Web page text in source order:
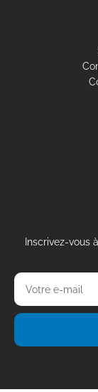
Inscrivez-vous